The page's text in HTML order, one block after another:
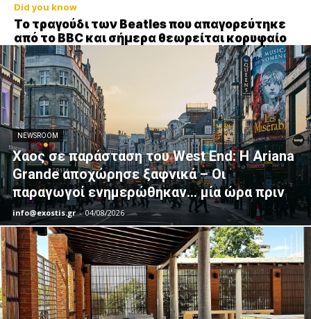
Did you know
Το τραγούδι των Beatles που απαγορεύτηκε
από το BBC και σήμερα θεωρείται κορυφαίο
NEWSROOM
Xαος σε παράσταση του West End: Η Αriana
Grande αποχώρησε ξαφνικά – Οι
παραγωγοί ενημερώθηκαν… μία ώρα πριν
info@exostis.gr - 04/08/2026